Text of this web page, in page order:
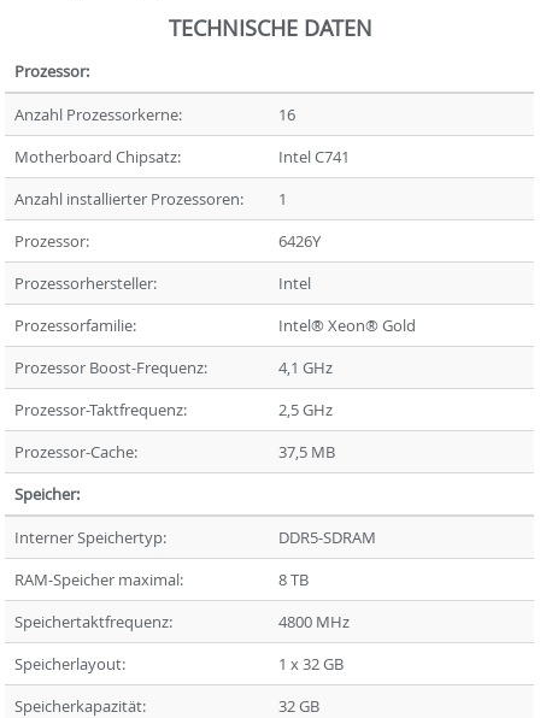
TECHNISCHE DATEN
Prozessor:
Anzahl Prozessorkerne:
16
Motherboard Chipsatz:
Intel C741
Anzahl installierter Prozessoren:
1
Prozessor:
6426Y
Prozessorhersteller:
Intel
Prozessorfamilie:
Intel® Xeon® Gold
Prozessor Boost-Frequenz:
4,1 GHz
Prozessor-Taktfrequenz:
2,5 GHz
Prozessor-Cache:
37,5 MB
Speicher:
Interner Speichertyp:
DDR5-SDRAM
RAM-Speicher maximal:
8 TB
Speichertaktfrequenz:
4800 MHz
Speicherlayout:
1 x 32 GB
Speicherkapazität:
32 GB